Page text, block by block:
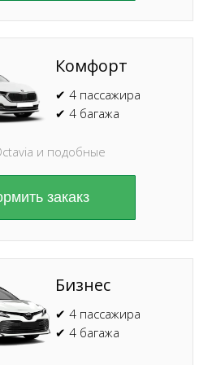
Бизнес
✔ 4 пассажира
✔ 4 багажа
Комфорт
и подобные
✔ 4 пассажира
✔ 4 багажа
закакз